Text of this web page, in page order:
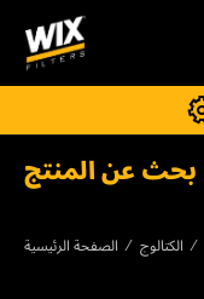
بحث عن المنتج
الصفحة الرئيسية الكتالوج